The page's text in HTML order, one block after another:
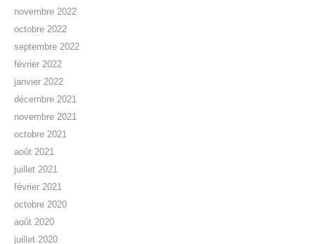
novembre 2022
octobre 2022
septembre 2022
février 2022
janvier 2022
décembre 2021
novembre 2021
octobre 2021
août 2021
juillet 2021
février 2021
octobre 2020
août 2020
juillet 2020